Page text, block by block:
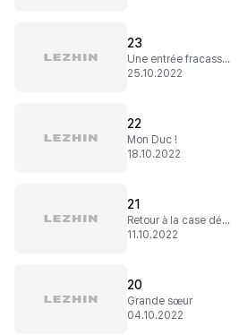
23
Une entrée fracassante
25.10.2022
22
Mon Duc !
18.10.2022
21
Retour à la case départ
11.10.2022
20
Grande sœur
04.10.2022